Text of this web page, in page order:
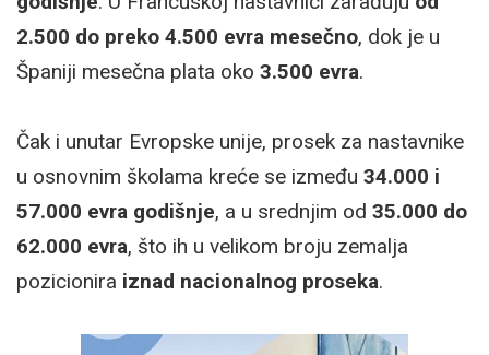
2.500 do preko 4.500 evra mesečno, dok je u
Španiji mesečna plata oko 3.500 evra.
Čak i unutar Evropske unije, prosek za nastavnike
u osnovnim školama kreće se između 34.000 i
57.000 evra godišnje, a u srednjim od 35.000 do
62.000 evra, što ih u velikom broju zemalja
pozicionira iznad nacionalnog proseka.